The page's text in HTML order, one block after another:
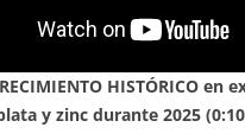
HISTÓRICO en
y zinc durante 2025